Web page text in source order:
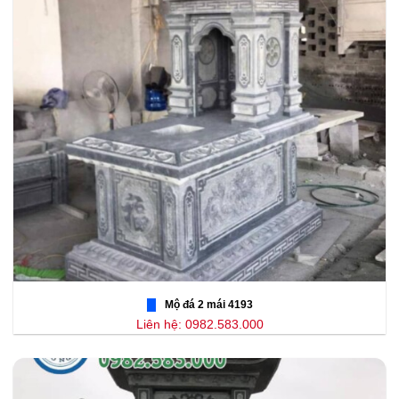
Mộ đá 2 mái 4193
Liên hệ: 0982.583.000